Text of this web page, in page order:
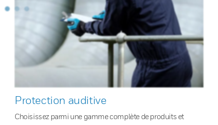
Protection auditive
Choisissez parmi une gamme complète de produits et